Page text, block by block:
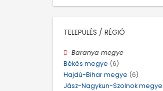
TELEPÜLÉS / RÉGIÓ
Baranya megye
Békés megye (6)
Hajdú-Bihar megye (6)
Jász-Nagykun-Szolnok megye